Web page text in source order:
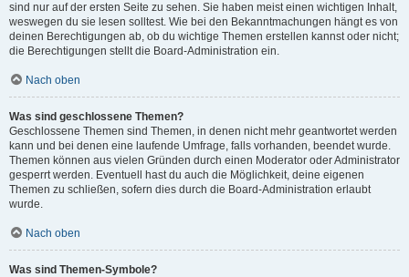
sind nur auf der ersten Seite zu sehen. Sie haben meist einen wichtigen Inhalt,
weswegen du sie lesen solltest. Wie bei den Bekanntmachungen hängt es von
deinen Berechtigungen ab, ob du wichtige Themen erstellen kannst oder nicht;
die Berechtigungen stellt die Board-Administration ein.
Nach oben
Was sind geschlossene Themen?
Geschlossene Themen sind Themen, in denen nicht mehr geantwortet werden
kann und bei denen eine laufende Umfrage, falls vorhanden, beendet wurde.
Themen können aus vielen Gründen durch einen Moderator oder Administrator
gesperrt werden. Eventuell hast du auch die Möglichkeit, deine eigenen
Themen zu schließen, sofern dies durch die Board-Administration erlaubt
wurde.
Nach oben
Was sind Themen-Symbole?